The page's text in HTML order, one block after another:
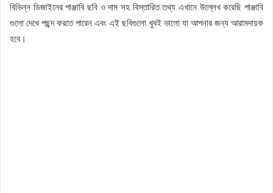
বিভিন্ন ডিজাইনের পাঞ্জাবি ছবি ও দাম সহ বিস্তারিত তথ্য এখানে উল্লেখ করেছি পাঞ্জাবি
গুলো দেখে পছন্দ করতে পারেন এবং এই ছবিগুলো খুবই ভালো যা আপনার জন্য আরামদায়ক
হবে।